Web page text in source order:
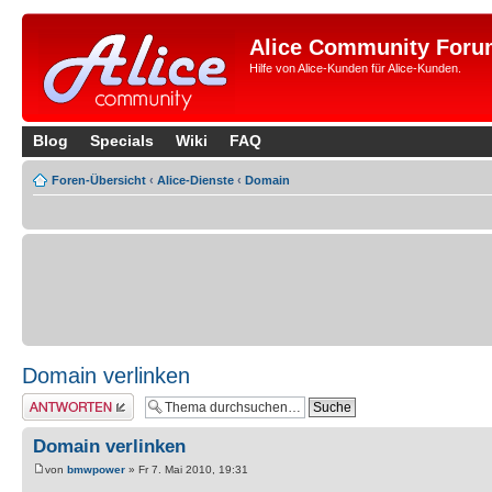
Alice Community
Hilfe von Alice-Kunden für Alice-Kunden.
Blog Specials Wiki FAQ
Foren-Übersicht ‹ Alice-Dienste ‹ Domain
Domain verlinken
Antwort erstellen
Domain verlinken
von bmwpower » Fr 7. Mai 2010, 19:31